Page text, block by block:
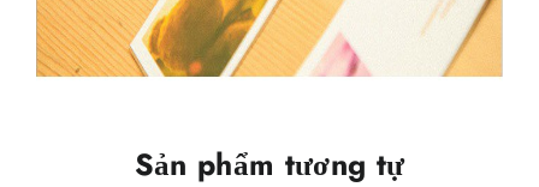
Sản phẩm tương tự